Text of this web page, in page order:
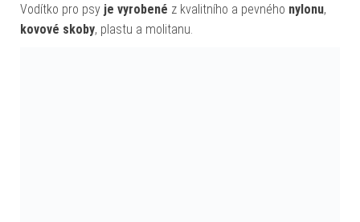
Vodítko pro psy je vyrobené z kvalitního a pevného nylonu,
kovové skoby, plastu a molitanu.